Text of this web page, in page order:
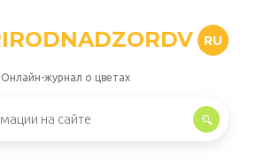
RU
Онлайн-журнал о цветах